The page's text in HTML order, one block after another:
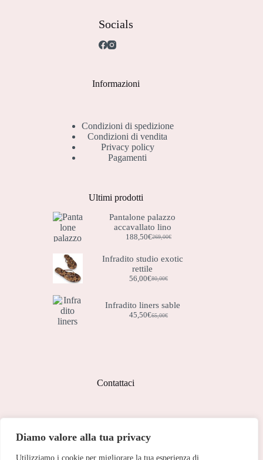
Diamo valore alla tua privacy
Utilizziamo i cookie per migliorare la tua esperienza di
Socials
Informazioni
Condizioni di spedizione
Condizioni di vendita
Privacy policy
Pagamenti
Ultimi prodotti
Pantalone palazzo
accavallato lino
269,00€
Il
originale
era:
269,00€.
188,50€
Il
attuale
è:
188,50€.
Infradito studio exotic
rettile
80,00€
Il
originale
era:
80,00€.
56,00€
Il
attuale
è:
56,00€.
Infradito liners sable
65,00€
Il
45,50€
Il
Contattaci
Corso Peschiera, 279 10141